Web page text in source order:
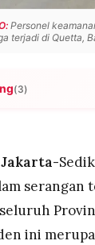
Personel
terjadi di Quetta,
(3)
tewaskan 67
"Fitna al-
Jakarta-
ini